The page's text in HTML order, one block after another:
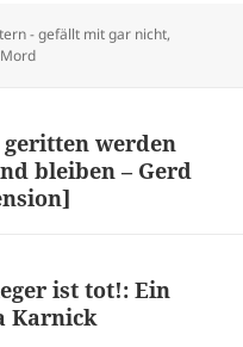
- gefällt mit gar nicht,
Mord
geritten werden
bleiben – Gerd
ist tot!: Ein
Karnick